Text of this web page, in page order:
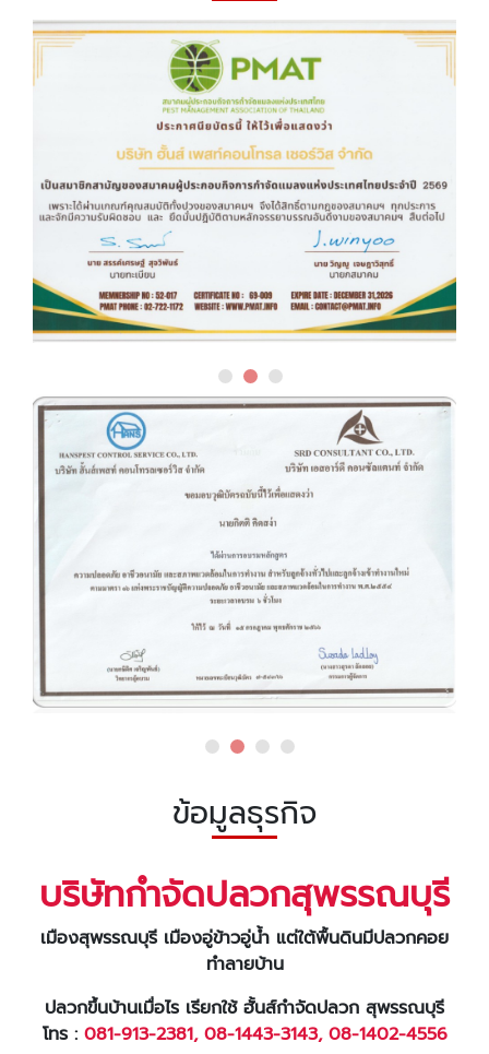
ข้อมูลธุรกิจ
บริษัทกำจัดปลวกสุพรรณบุรี
เมืองสุพรรณบุรี เมืองอู่ข้าวอู่น้ำ แต่ใต้พื้นดินมีปลวกคอย
ทำลายบ้าน
ปลวกขึ้นบ้านเมื่อไร เรียกใช้ ฮั้นส์กำจัดปลวก สุพรรณบุรี
โทร : 081-913-2381, 08-1443-3143, 08-1402-4556